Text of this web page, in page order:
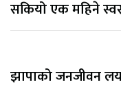
सकियो एक महिने
झापाको जनजीवन